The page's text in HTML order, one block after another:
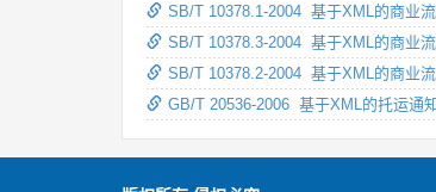
SB/T 10378.1-2004 基于XML的商业
SB/T 10378.3-2004 基于XML的商业
SB/T 10378.2-2004 基于XML的商业
GB/T 20536-2006 基于XML的托运通